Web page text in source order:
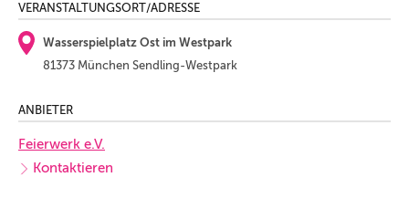
VERANSTALTUNGSORT/ADRESSE
Wasserspielplatz Ost im Westpark
81373 München Sendling-Westpark
ANBIETER
Feierwerk e.V.
Kontaktieren